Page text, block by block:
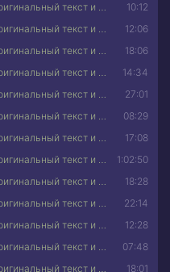
10:12
«Искусство войны» Сунь-цзы: оригинальный текст и расшифровка искусства стратегии 21
12:06
«Искусство войны» Сунь-цзы: оригинальный текст и расшифровка искусства стратегии 22
18:06
«Искусство войны» Сунь-цзы: оригинальный текст и расшифровка искусства стратегии 23
14:34
«Искусство войны» Сунь-цзы: оригинальный текст и расшифровка искусства стратегии 24
27:01
«Искусство войны» Сунь-цзы: оригинальный текст и расшифровка искусства стратегии 25
08:29
«Искусство войны» Сунь-цзы: оригинальный текст и расшифровка искусства стратегии 26
17:08
«Искусство войны» Сунь-цзы: оригинальный текст и расшифровка искусства стратегии 27
1:02:50
«Искусство войны» Сунь-цзы: оригинальный текст и расшифровка искусства стратегии 28
18:28
«Искусство войны» Сунь-цзы: оригинальный текст и расшифровка искусства стратегии 29
22:14
«Искусство войны» Сунь-цзы: оригинальный текст и расшифровка искусства стратегии 30
12:28
«Искусство войны» Сунь-цзы: оригинальный текст и расшифровка искусства стратегии 31
07:48
«Искусство войны» Сунь-цзы: оригинальный текст и расшифровка искусства стратегии 32
18:01
«Искусство войны» Сунь-цзы: оригинальный текст и расшифровка искусства стратегии 33